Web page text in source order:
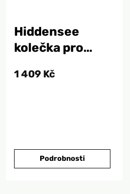
Hiddensee
kolečka pro
plážového
1 409 Kč
Podrobnosti